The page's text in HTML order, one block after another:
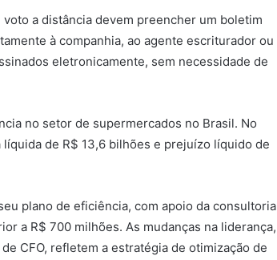
a distância devem preencher um boletim
à companhia, ao agente escriturador ou
eletronicamente, sem necessidade de
no setor de supermercados no Brasil. No
de R$ 13,6 bilhões e prejuízo líquido de
plano de eficiência, com apoio da consultoria
a R$ 700 milhões. As mudanças na liderança,
CFO, refletem a estratégia de otimização de